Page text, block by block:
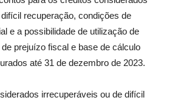
recuperação, condições de
e a possibilidade de utilização de
prejuízo fiscal e base de cálculo
até 31 de dezembro de 2023.
irrecuperáveis ou de difícil